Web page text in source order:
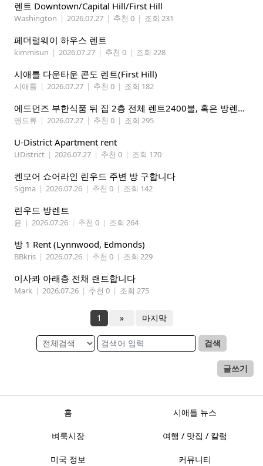
렌트 Downtown/Capital Hill/First Hill
Washington | 2026.07.27 | 추천 0 | 조회 231
페더럴웨이 하우스 렌트
kimmisun | 2026.07.27 | 추천 0 | 조회 228
시애틀 다운타운 콘도 렌트(First Hill)
시애틀 | 2026.07.27 | 추천 0 | 조회 182
에드먼즈 부한식품 뒤 집 2층 전체 렌트2400불, 혹은 방렌트 800불*2개, 마스터베드 950불. 방 3개 중에 골라 쓰세요!
앤드류 | 2026.07.27 | 추천 0 | 조회 295
U-District Apartment rent
UDistrict | 2026.07.27 | 추천 0 | 조회 170
켄모어 쇼어라인 린우드 주변 방 구합니다
Sigma | 2026.07.26 | 추천 0 | 조회 142
린우드 방렌트
윤 | 2026.07.26 | 추천 0 | 조회 264
방 1 Rent (Lynnwood, Edmonds)
BBkris | 2026.07.26 | 추천 0 | 조회 229
이사콰 아래층 전채 랜트합니다
Mark | 2026.07.26 | 추천 0 | 조회 275
1 » 마지막
검색
글쓰기
홈 시애틀 뉴스
벼룩시장 여행 / 맛집 / 칼럼
미국 정보 커뮤니티